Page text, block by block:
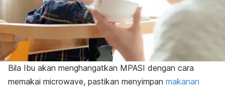
Bila Ibu akan menghangatkan MPASI dengan cara
memakai microwave, pastikan menyimpan makanan